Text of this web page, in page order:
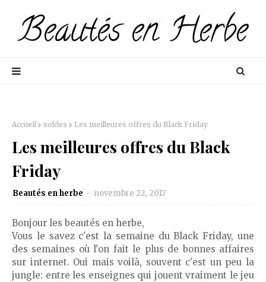
Accueil soldes Les meilleures offres du Black Friday
Les meilleures offres du Black
Friday
Beautés en herbe novembre 22, 2017
Bonjour les beautés en herbe,
Vous le savez c'est la semaine du Black Friday, une
des semaines où l'on fait le plus de bonnes affaires
sur internet. Oui mais voilà, souvent c'est un peu la
jungle: entre les enseignes qui jouent vraiment le jeu